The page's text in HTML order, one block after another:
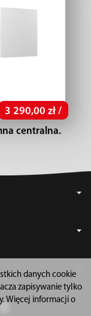
3 290,00 zł /
centralna.
danych cookie
zapisywanie tylko
Więcej informacji o